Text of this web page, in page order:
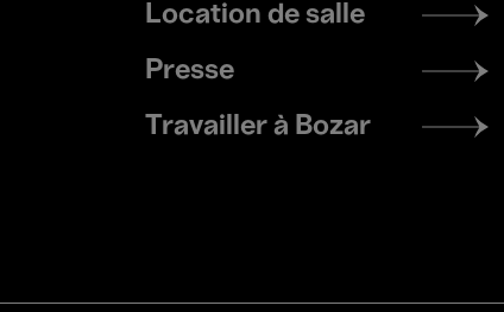
Location de salle
Presse
Travailler à Bozar